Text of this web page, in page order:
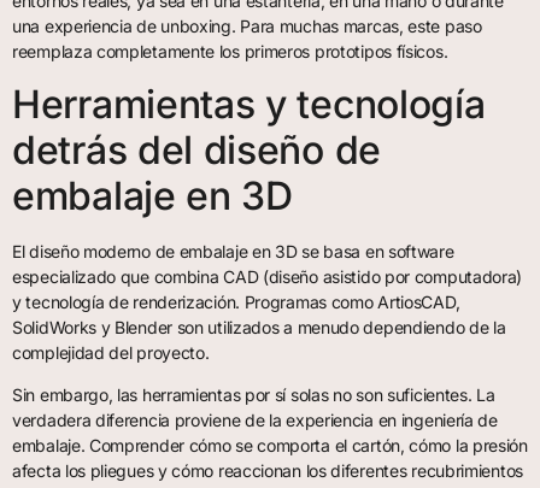
una experiencia de unboxing. Para muchas marcas, este paso
reemplaza completamente los primeros prototipos físicos.
Herramientas y tecnología
detrás del diseño de
embalaje en 3D
El diseño moderno de embalaje en 3D se basa en software
especializado que combina CAD (diseño asistido por computadora)
y tecnología de renderización. Programas como ArtiosCAD,
SolidWorks y Blender son utilizados a menudo dependiendo de la
complejidad del proyecto.
Sin embargo, las herramientas por sí solas no son suficientes. La
verdadera diferencia proviene de la experiencia en ingeniería de
embalaje. Comprender cómo se comporta el cartón, cómo la presión
afecta los pliegues y cómo reaccionan los diferentes recubrimientos